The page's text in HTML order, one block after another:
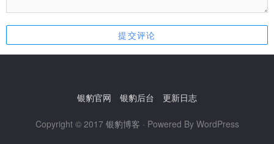
银豹官网 银豹后台 更新日志
Copyright © 2017 银豹博客 · Powered By WordPress